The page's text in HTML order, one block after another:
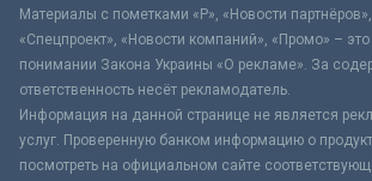
Материалы с пометками «Р», «Новости
«Спецпроект», «Новости компаний», «Промо» –
понимании Закона Украины «О рекламе». За
ответственность несёт рекламодатель.
Информация на данной странице не является
услуг. Проверенную банком информацию о
посмотреть на официальном сайте